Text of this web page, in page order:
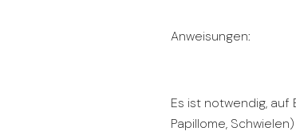
Anweisungen:
Es ist notwendig, auf
Papillome,